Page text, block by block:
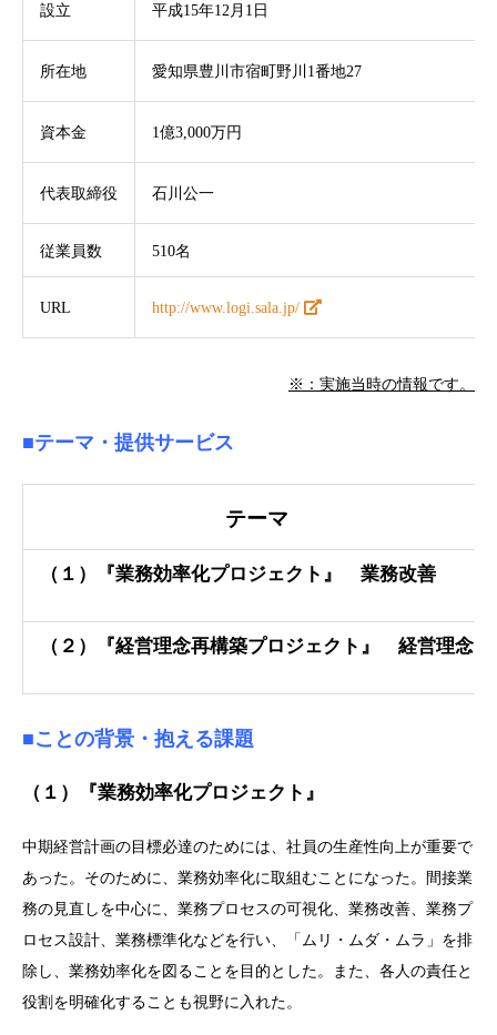
設立 平成15年12月1日
所在地 愛知県豊川市宿町野川1番地27
資本金 1億3,000万円
代表取締役 石川公一
従業員数 510名
URL http://www.logi.sala.jp/
※：実施当時の情報です。
■テーマ・提供サービス
テーマ
（１）『業務効率化プロジェクト』 業務改善
（２）『経営理念再構築プロジェクト』 経営理念
■ことの背景・抱える課題
（１）『業務効率化プロジェクト』
中期経営計画の目標必達のためには、社員の生産性向上が重要で
あった。そのために、業務効率化に取組むことになった。間接業
務の見直しを中心に、業務プロセスの可視化、業務改善、業務プ
ロセス設計、業務標準化などを行い、「ムリ・ムダ・ムラ」を排
除し、業務効率化を図ることを目的とした。また、各人の責任と
役割を明確化することも視野に入れた。